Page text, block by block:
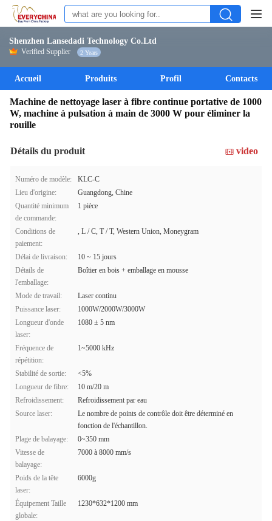
Shenzhen Lansedadi Technology Co.Ltd
Verified Supplier 2 Years
Accueil Produits Profil Contacts
Machine de nettoyage laser à fibre continue portative de 1000
W, machine à pulsation à main de 3000 W pour éliminer la
rouille
Détails du produit video
Numéro de modèle:
KLC-C
Lieu d'origine:
Guangdong, Chine
Quantité minimum
de commande:
1 pièce
Conditions de
paiement:
, L / C, T / T, Western Union, Moneygram
Délai de livraison:
10 ~ 15 jours
Détails de
l'emballage:
Boîtier en bois + emballage en mousse
Mode de travail:
Laser continu
Puissance laser:
1000W/2000W/3000W
Longueur d'onde
laser:
1080 ± 5 nm
Fréquence de
répétition:
1~5000 kHz
Stabilité de sortie:
<5%
Longueur de fibre:
10 m/20 m
Refroidissement:
Refroidissement par eau
Source laser:
Le nombre de points de contrôle doit être déterminé en
fonction de l'échantillon.
Plage de balayage:
0~350 mm
Vitesse de
balayage:
7000 à 8000 mm/s
Poids de la tête
laser:
6000g
Équipement Taille
globale:
1230*632*1200 mm